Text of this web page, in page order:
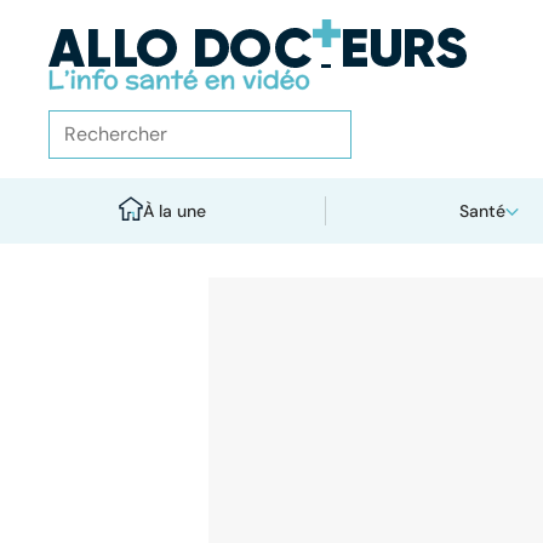
À la une Santé